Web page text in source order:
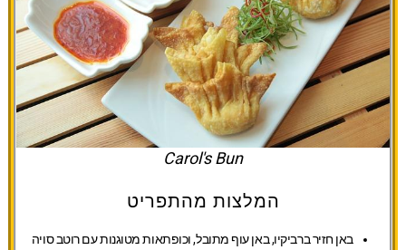
Carol's Bun
המלצות מהתפריט
באן חזיר ברביקיו, באן עוף מתובל, וכופתאות מטוגנות עם רוטב סויה